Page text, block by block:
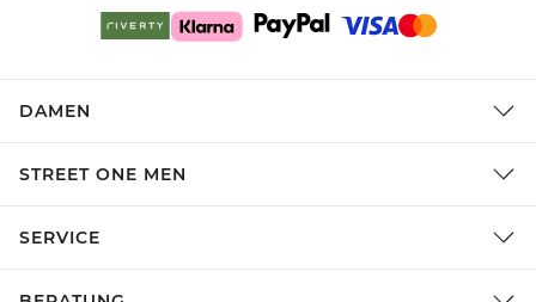
DAMEN
STREET ONE MEN
SERVICE